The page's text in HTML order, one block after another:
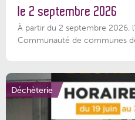
le 2 septembre 2026
À partir du 2 septembre 2026,
Communauté de communes
Déchèterie